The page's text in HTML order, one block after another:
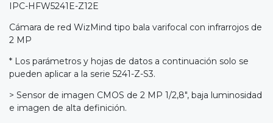
IPC-HFW5241E-Z12E
Cámara de red WizMind tipo bala varifocal con infrarrojos de
2 MP
* Los parámetros y hojas de datos a continuación solo se
pueden aplicar a la serie 5241-Z-S3.
> Sensor de imagen CMOS de 2 MP 1/2,8", baja luminosidad
e imagen de alta definición.